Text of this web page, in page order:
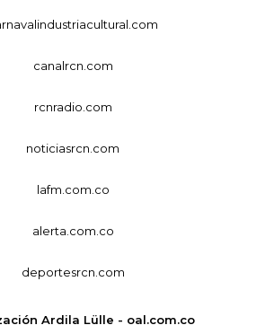
canalrcn.com
rcnradio.com
noticiasrcn.com
lafm.com.co
alerta.com.co
deportesrcn.com
Ardila Lülle - oal.com.co